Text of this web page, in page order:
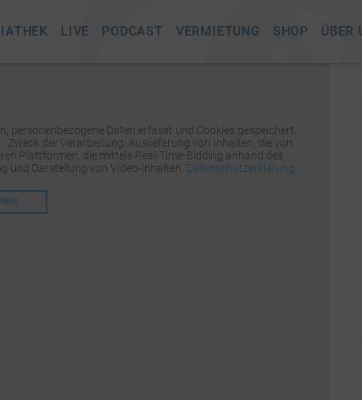
LIVE PODCAST VERMIETUNG SHOP ÜBER
personenbezogene Daten erfasst und Cookies gespeichert.
der Verarbeitung: Auslieferung von Inhalten, die von
Plattformen, die mittels Real-Time-Bidding anhand des
Darstellung von Video-Inhalten. Datenschutzerklärung